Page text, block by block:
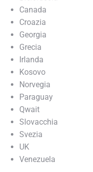
Canada
Croazia
Georgia
Grecia
Irlanda
Kosovo
Norvegia
Paraguay
Qwait
Slovacchia
Svezia
UK
Venezuela